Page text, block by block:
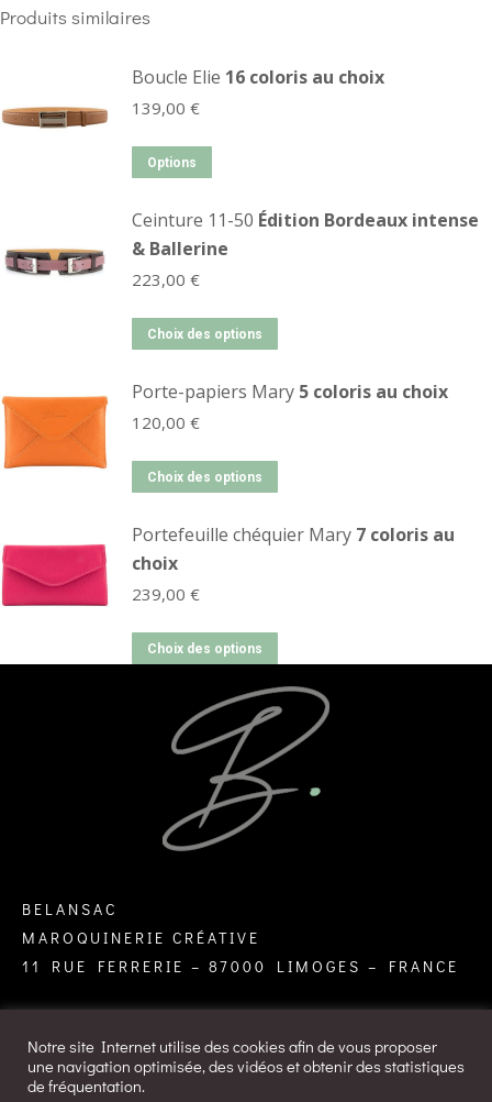
Produits similaires
Boucle Elie 16 coloris au choix
139,00 €
Options
Ceinture 11-50 Édition Bordeaux intense
& Ballerine
223,00 €
Choix des options
Porte-papiers Mary 5 coloris au choix
120,00 €
Choix des options
Portefeuille chéquier Mary 7 coloris au
choix
239,00 €
Choix des options
BELANSAC
MAROQUINERIE CRÉATIVE
11 RUE FERRERIE – 87000 LIMOGES – FRANCE
Notre site Internet utilise des cookies afin de vous proposer
une navigation optimisée, des vidéos et obtenir des statistiques
de fréquentation.